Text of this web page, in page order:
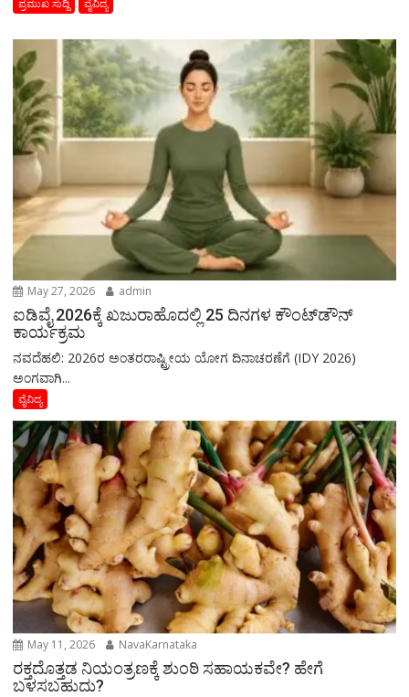
ಪ್ರಮುಖ ಸುದ್ದಿ ವೈವಿದ್ಯ
May 27, 2026 admin
ಐಡಿವೈ 2026ಕ್ಕೆ ಖಜುರಾಹೊದಲ್ಲಿ 25 ದಿನಗಳ ಕೌಂಟ್‌ಡೌನ್
ಕಾರ್ಯಕ್ರಮ
ನವದೆಹಲಿ: 2026ರ ಅಂತರರಾಷ್ಟ್ರೀಯ ಯೋಗ ದಿನಾಚರಣೆಗೆ (IDY 2026)
ಅಂಗವಾಗಿ...
ವೈವಿದ್ಯ
May 11, 2026 NavaKarnataka
ರಕ್ತದೊತ್ತಡ ನಿಯಂತ್ರಣಕ್ಕೆ ಶುಂಠಿ ಸಹಾಯಕವೇ? ಹೇಗೆ
ಬಳಸಬಹುದು?